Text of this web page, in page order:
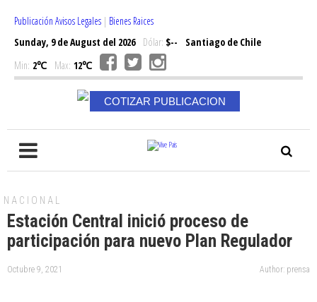
Publicación Avisos Legales | Bienes Raices
Sunday, 9 de August del 2026Dólar: $--
Santiago de Chile
Min: 2℃ Max: 12℃
COTIZAR PUBLICACION
NACIONAL
Estación Central inició proceso de
participación para nuevo Plan Regulador
Octubre 9, 2021 Author: prensa